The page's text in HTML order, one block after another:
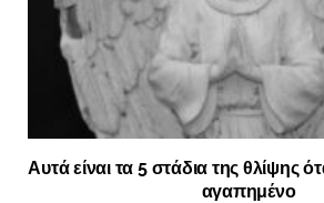
Αυτά είναι τα 5 στάδια της θλίψης
αγαπημένο